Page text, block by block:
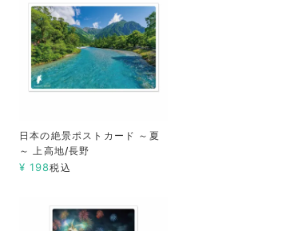
日本の絶景ポストカード ～夏
～ 上高地/長野
¥ 198税込